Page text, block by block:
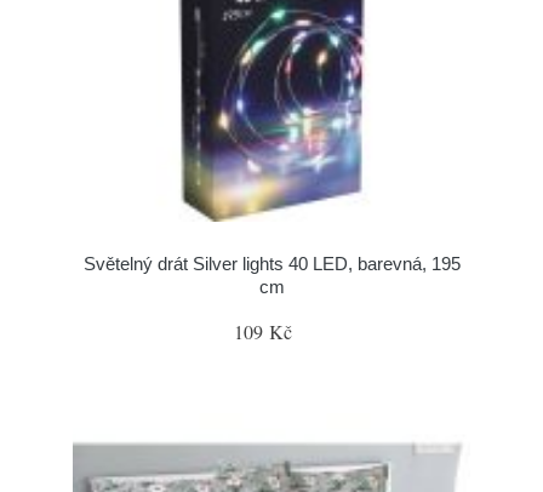
Světelný drát Silver lights 40 LED, barevná, 195
cm
109 Kč